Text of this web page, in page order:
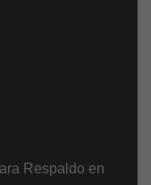
Respaldo en